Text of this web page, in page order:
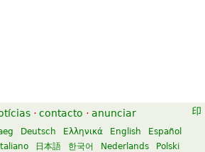
River Song Productions
· contacto · anunciar
Deutsch Ελληνικά English
Español
日本語 한국어 Nederlands Polski